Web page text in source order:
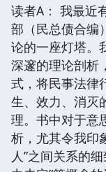
读者A： 我最近
部（民总债合编
论的一座灯塔。
深邃的理论剖析
式，将民事法律
生、效力、消灭
理。书中对于意
析，尤其令我印
人”之间关系的